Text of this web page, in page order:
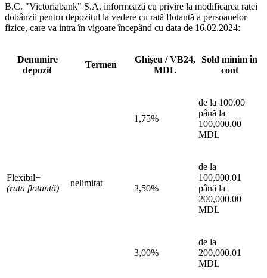
B.C. "Victoriabank" S.A. informează cu privire la modificarea ratei
dobânzii pentru depozitul la vedere cu rată flotantă a persoanelor
fizice, care va intra în vigoare începând cu data de 16.02.2024:
Denumire
depozit
Termen
Ghișeu / VB24,
MDL
Sold minim în
cont
Flexibil+
(rata flotantă)
nelimitat
1,75%
de la 100.00
până la
100,000.00
MDL
2,50%
de la
100,000.01
până la
200,000.00
MDL
3,00%
de la
200,000.01
MDL